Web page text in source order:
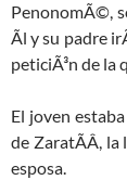
PenonomÃ©,
Ãl y su padre
peticiÃ³n de la
El joven
de ZaratÃ­Â­, la
esposa.